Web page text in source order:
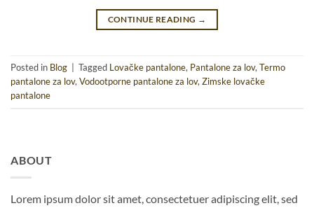
CONTINUE READING →
Posted in Blog Tagged Lovačke pantalone, Pantalone za lov,Termo
pantalone za lov,Vodootporne pantalone za lov,Zimske lovačke
pantalone
ABOUT
Lorem ipsum dolor sit amet, consectetuer adipiscing elit, sed